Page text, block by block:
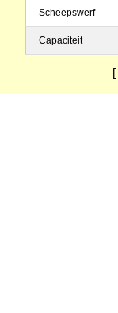
Scheepswerf
Capaciteit
[